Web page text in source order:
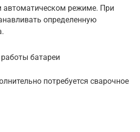
автоматическом режиме. При
определенную
батареи
потребуется сварочное